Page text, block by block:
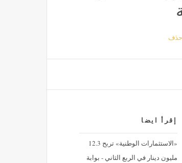
حذف
إقرأ ايضا
«الاستثمارات الوطنية» تربح 12.3
مليون دينار في الربع الثاني - بوابة